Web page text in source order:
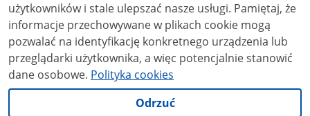
użytkowników i stale ulepszać nasze usługi. Pamiętaj, że
informacje przechowywane w plikach cookie mogą
pozwalać na identyfikację konkretnego urządzenia lub
przeglądarki użytkownika, a więc potencjalnie stanowić
dane osobowe. Polityka cookies
Odrzuć